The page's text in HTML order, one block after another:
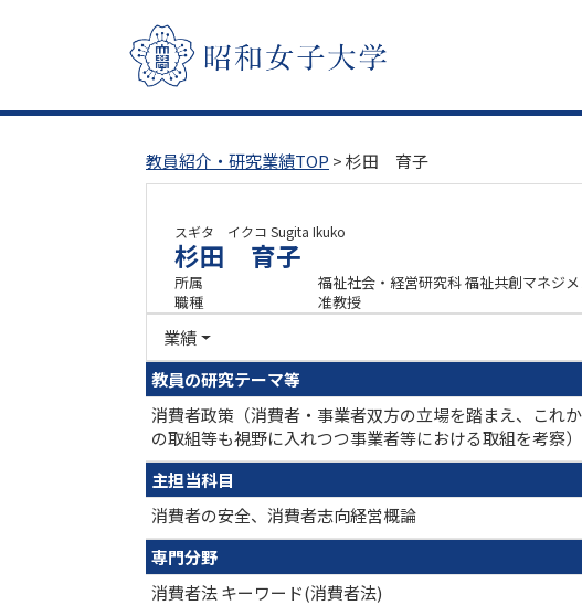
教員紹介・研究業績TOP > 杉田 育子
スギタ イクコ Sugita Ikuko
杉田 育子
所属
福祉社会・経営研究科 福祉共創マネジ
職種
准教授
業績
教員の研究テーマ等
消費者政策（消費者・事業者双方の立場を踏まえ、これ
の取組等も視野に入れつつ事業者等における取組を考察）
主担当科目
消費者の安全、消費者志向経営概論
専門分野
消費者法 キーワード(消費者法)